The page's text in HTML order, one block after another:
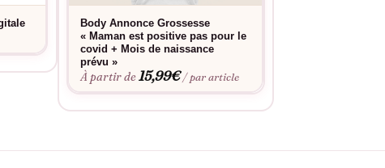
Body Annonce Grossesse
« Maman est positive pas pour le
covid + Mois de naissance
prévu »
À partir de15,99€ / par article